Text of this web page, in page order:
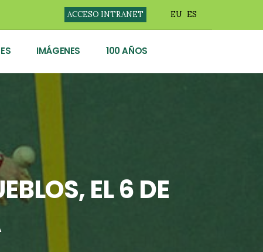
ACCESO INTRANET EU ES
IMÁGENES 100 AÑOS
EL 6 DE